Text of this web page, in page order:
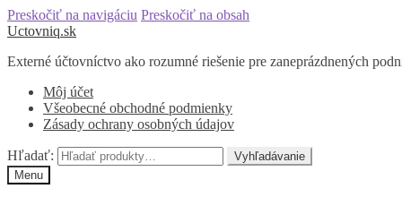
Preskočiť na navigáciu Preskočiť na obsah
Uctovniq.sk
Externé účtovníctvo ako rozumné riešenie pre zaneprázdnených
Môj účet
Všeobecné obchodné podmienky
Zásady ochrany osobných údajov
Hľadať:
Vyhľadávanie
Menu